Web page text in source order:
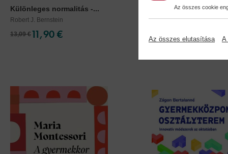
Különleges normalitás -...
Robert J. Bernstein
13,09 €11,90 €
Játékgyűjtemény - a...
Kerekes Valéria
11,90 €
Az összes cookie
Az összes elutasítása A